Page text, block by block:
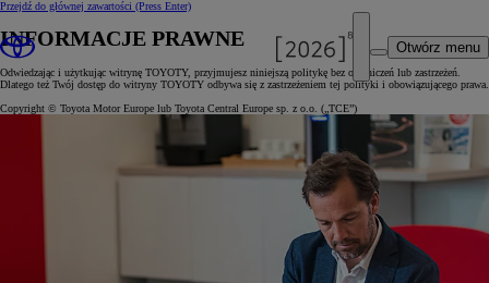
Przejdź do głównej zawartości (Press Enter)
Otwórz menu
INFORMACJE PRAWNE
Odwiedzając i użytkując witrynę TOYOTY, przyjmujesz niniejszą politykę bez ograniczeń lub zastrzeżeń.
Dlatego też Twój dostęp do witryny TOYOTY odbywa się z zastrzeżeniem tej polityki i obowiązującego prawa.
Copyright © Toyota Motor Europe lub Toyota Central Europe sp. z o.o. („TCE”)